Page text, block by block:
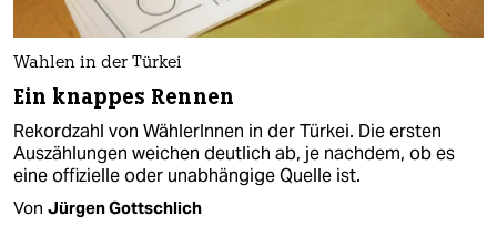
Wahlen in der Türkei
Ein knappes Rennen
Rekordzahl von WählerInnen in der Türkei. Die ersten
Auszählungen weichen deutlich ab, je nachdem, ob es
eine offizielle oder unabhängige Quelle ist.
Von Jürgen Gottschlich